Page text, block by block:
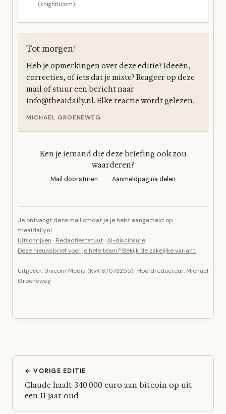
(knightli.com)
Tot morgen!
Heb je opmerkingen over deze editie? Ideeën,
correcties, of iets dat je miste? Reageer op deze
mail of stuur een bericht naar
info@theaidaily.nl. Elke reactie wordt gelezen.
MICHAEL GROENEWEG
Ken je iemand die deze briefing ook zou
waarderen?
Mail doorsturen · Aanmeldpagina delen
Je ontvangt deze mail omdat je je hebt aangemeld op
theaidaily.nl.
Uitschrijven · Redactiestatuut·AI-disclosure
Deze nieuwsbrief voor je hele team? Bekijk de zakelijke variant.
Uitgever: Unicorn Media (KvK 67073255) · Hoofdredacteur: Michael
Groeneweg
← VORIGE EDITIE
Claude haalt 340.000 euro aan bitcoin op uit
een 11 jaar oud